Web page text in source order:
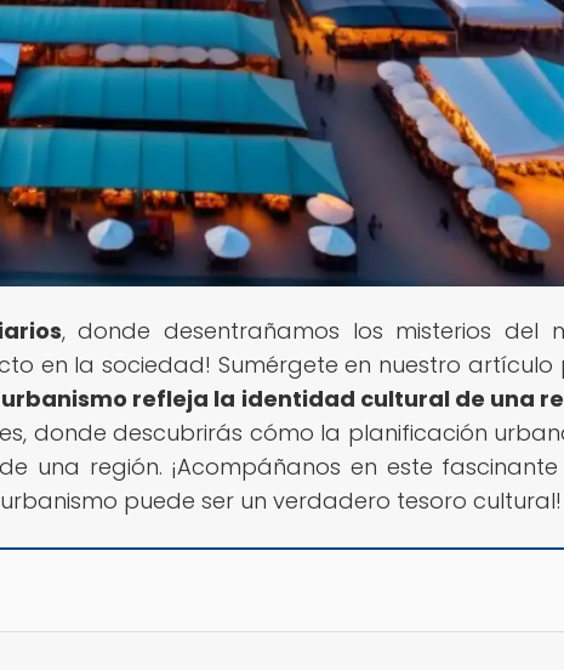
, donde desentrañamos los misterios del
en la sociedad! Sumérgete en nuestro artículo
refleja la identidad cultural de una
donde descubrirás cómo la planificación
una región. ¡Acompáñanos en este
puede ser un verdadero tesoro cultural!